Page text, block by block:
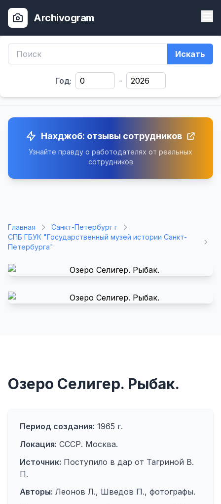
Archivogram
Искать
Год: -
Нахджоб: отзывы сотрудников
Узнайте правду о работодателях от реальных
сотрудников
Главная
Санкт-Петербург г
СПБ ГБУК "Государственный музей истории Санкт-
Петербурга"
Озеро Селигер. Рыбак.
Период создания: 1965 г.
Локация: СССР. Москва.
Источник: Поступило в дар от Тагриной В.
П.
Авторы: Леонов Л., Шведов П., фотографы.